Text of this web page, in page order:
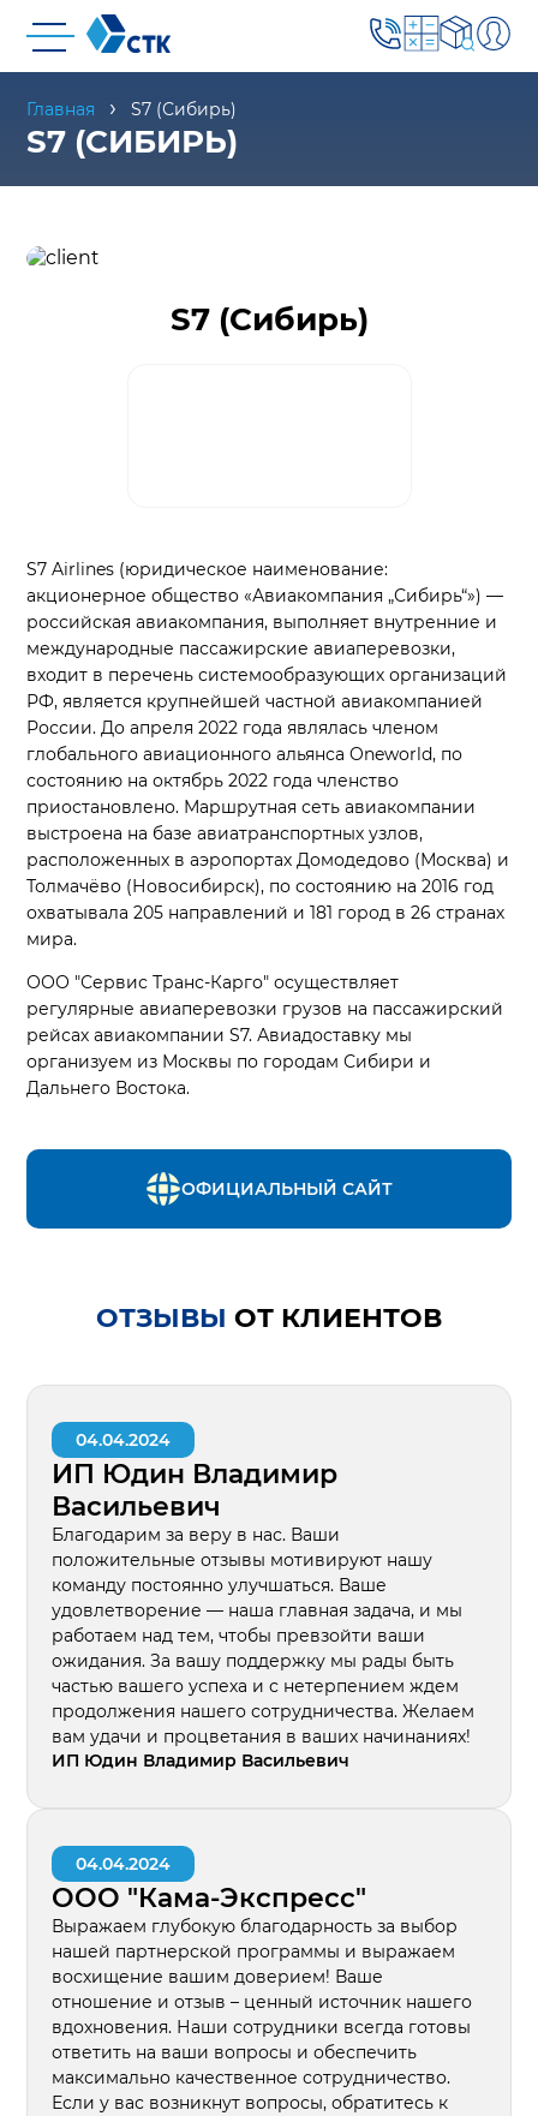
Главная S7 (Сибирь)
S7 (СИБИРЬ)
S7 (Сибирь)
S7 Airlines (юридическое наименование:
акционерное общество «Авиакомпания „Сибирь“») —
российская авиакомпания, выполняет внутренние и
международные пассажирские авиаперевозки,
входит в перечень системообразующих организаций
РФ, является крупнейшей частной авиакомпанией
России. До апреля 2022 года являлась членом
глобального авиационного альянса Oneworld, по
состоянию на октябрь 2022 года членство
приостановлено. Маршрутная сеть авиакомпании
выстроена на базе авиатранспортных узлов,
расположенных в аэропортах Домодедово (Москва) и
Толмачёво (Новосибирск), по состоянию на 2016 год
охватывала 205 направлений и 181 город в 26 странах
мира.
ООО "Сервис Транс-Карго" осуществляет
регулярные авиаперевозки грузов на пассажирский
рейсах авиакомпании S7. Авиадоставку мы
организуем из Москвы по городам Сибири и
Дальнего Востока.
ОФИЦИАЛЬНЫЙ САЙТ
ОТЗЫВЫ ОТ КЛИЕНТОВ
04.04.2024
ИП Юдин Владимир
Васильевич
Благодарим за веру в нас. Ваши
положительные отзывы мотивируют нашу
команду постоянно улучшаться. Ваше
удовлетворение — наша главная задача, и мы
работаем над тем, чтобы превзойти ваши
ожидания. За вашу поддержку мы рады быть
частью вашего успеха и с нетерпением ждем
продолжения нашего сотрудничества. Желаем
вам удачи и процветания в ваших начинаниях!
ИП Юдин Владимир Васильевич
04.04.2024
ООО "Кама-Экспресс"
Выражаем глубокую благодарность за выбор
нашей партнерской программы и выражаем
восхищение вашим доверием! Ваше
отношение и отзыв – ценный источник нашего
вдохновения. Наши сотрудники всегда готовы
ответить на ваши вопросы и обеспечить
максимально качественное сотрудничество.
Если у вас возникнут вопросы, обратитесь к